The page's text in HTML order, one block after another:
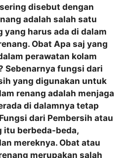
disebut dengan
adalah salah satu
yang harus ada di dalam
Obat Apa saj yang
perawatan kolam
Sebenarnya fungsi dari
yang digunakan untuk
renang adalah menjaga
di dalamnya tetap
dari Pembersih atau
itu berbeda-beda,
mereknya. Obat atau
merupakan salah